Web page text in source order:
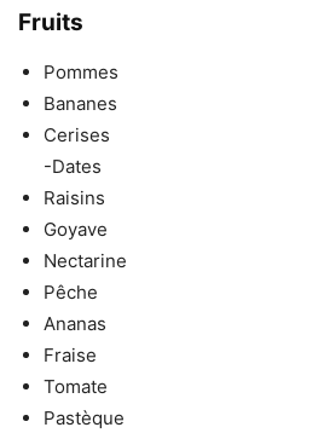
Fruits
Pommes
Bananes
Cerises
-Dates
Raisins
Goyave
Nectarine
Pêche
Ananas
Fraise
Tomate
Pastèque